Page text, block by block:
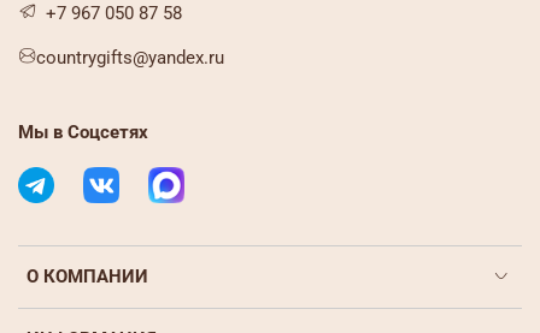
О КОМПАНИИ
+7 967 050 87 58
countrygifts@yandex.ru
Мы в Соцсетях